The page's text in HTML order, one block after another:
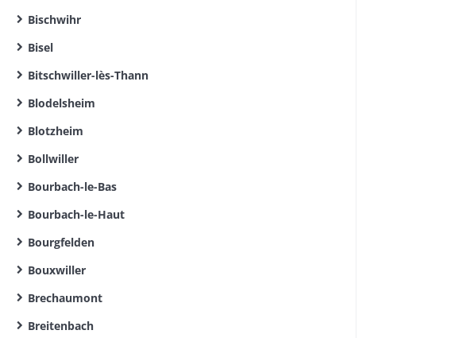
Bischwihr
Bisel
Bitschwiller-lès-Thann
Blodelsheim
Blotzheim
Bollwiller
Bourbach-le-Bas
Bourbach-le-Haut
Bourgfelden
Bouxwiller
Brechaumont
Breitenbach